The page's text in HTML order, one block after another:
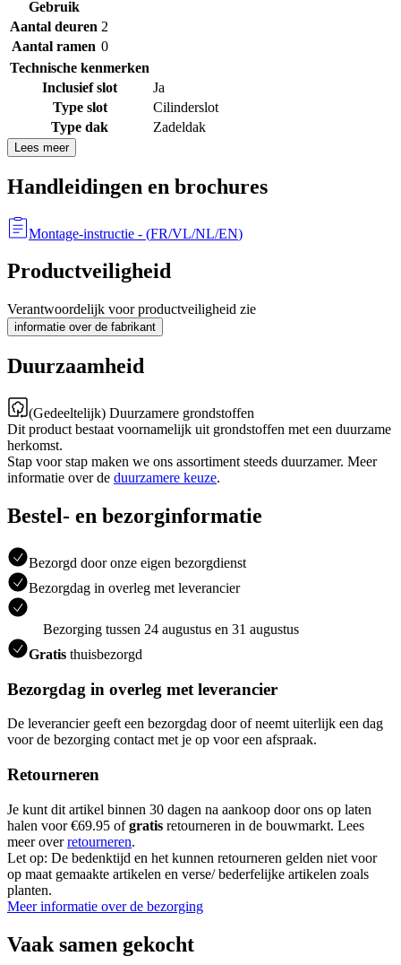
Gebruik
Aantal deuren 2
Aantal ramen 0
Technische kenmerken
Inclusief slot
Ja
Type slot
Cilinderslot
Type dak
Zadeldak
Lees meer
Handleidingen en brochures
Montage-instructie - (FR/VL/NL/EN)
Productveiligheid
Verantwoordelijk voor productveiligheid zie
informatie over de fabrikant
Duurzaamheid
(Gedeeltelijk) Duurzamere grondstoffen
Dit product bestaat voornamelijk uit grondstoffen met een duurzame
herkomst.
Stap voor stap maken we ons assortiment steeds duurzamer. Meer
informatie over de duurzamere keuze.
Bestel- en bezorginformatie
Bezorgd door onze eigen bezorgdienst
Bezorgdag in overleg met leverancier
Bezorging tussen 24 augustus en 31 augustus
Gratis thuisbezorgd
Bezorgdag in overleg met leverancier
De leverancier geeft een bezorgdag door of neemt uiterlijk een dag
voor de bezorging contact met je op voor een afspraak.
Retourneren
Je kunt dit artikel binnen 30 dagen na aankoop door ons op laten
halen voor €69.95 ofgratis retourneren in de bouwmarkt. Lees
meer overretourneren.
Let op: De bedenktijd en het kunnen retourneren gelden niet voor
op maat gemaakte artikelen en verse/ bederfelijke artikelen zoals
planten.
Meer informatie over de bezorging
Vaak samen gekocht